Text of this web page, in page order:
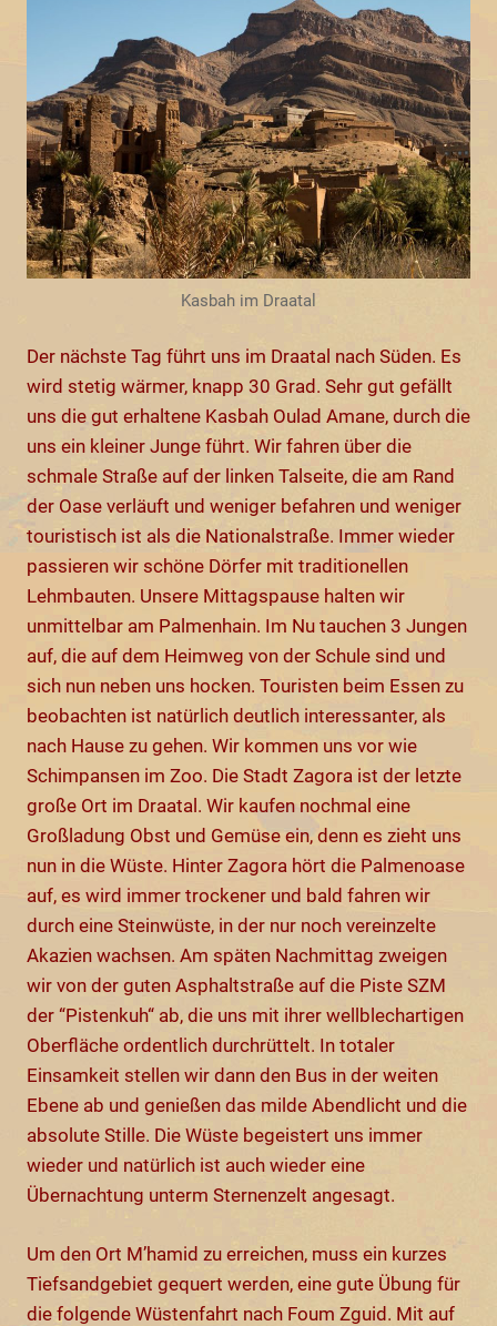
Kasbah im Draatal
Der nächste Tag führt uns im Draatal nach Süden. Es
wird stetig wärmer, knapp 30 Grad. Sehr gut gefällt
uns die gut erhaltene Kasbah Oulad Amane, durch die
uns ein kleiner Junge führt. Wir fahren über die
schmale Straße auf der linken Talseite, die am Rand
der Oase verläuft und weniger befahren und weniger
touristisch ist als die Nationalstraße. Immer wieder
passieren wir schöne Dörfer mit traditionellen
Lehmbauten. Unsere Mittagspause halten wir
unmittelbar am Palmenhain. Im Nu tauchen 3 Jungen
auf, die auf dem Heimweg von der Schule sind und
sich nun neben uns hocken. Touristen beim Essen zu
beobachten ist natürlich deutlich interessanter, als
nach Hause zu gehen. Wir kommen uns vor wie
Schimpansen im Zoo. Die Stadt Zagora ist der letzte
große Ort im Draatal. Wir kaufen nochmal eine
Großladung Obst und Gemüse ein, denn es zieht uns
nun in die Wüste. Hinter Zagora hört die Palmenoase
auf, es wird immer trockener und bald fahren wir
durch eine Steinwüste, in der nur noch vereinzelte
Akazien wachsen. Am späten Nachmittag zweigen
wir von der guten Asphaltstraße auf die Piste SZM
der “Pistenkuh“ ab, die uns mit ihrer wellblechartigen
Oberfläche ordentlich durchrüttelt. In totaler
Einsamkeit stellen wir dann den Bus in der weiten
Ebene ab und genießen das milde Abendlicht und die
absolute Stille. Die Wüste begeistert uns immer
wieder und natürlich ist auch wieder eine
Übernachtung unterm Sternenzelt angesagt.
Um den Ort M’hamid zu erreichen, muss ein kurzes
Tiefsandgebiet gequert werden, eine gute Übung für
die folgende Wüstenfahrt nach Foum Zguid. Mit auf